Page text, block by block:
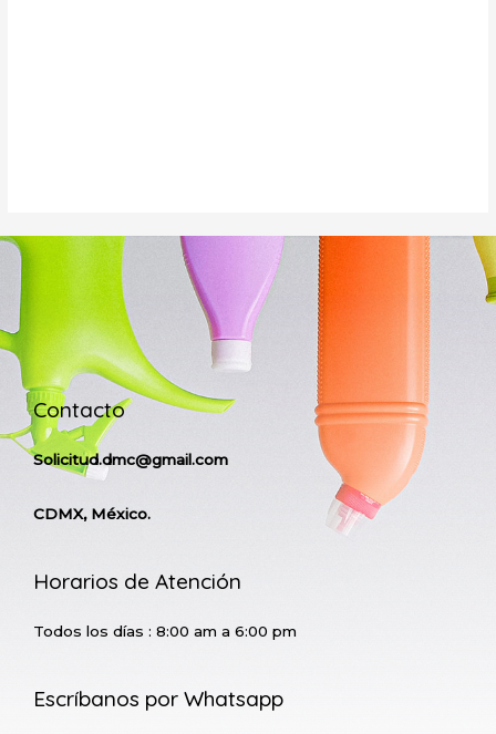
Contacto
Solicitud.dmc@gmail.com
CDMX, México.
Horarios de Atención
Todos los días : 8:00 am a 6:00 pm
Escríbanos por Whatsapp